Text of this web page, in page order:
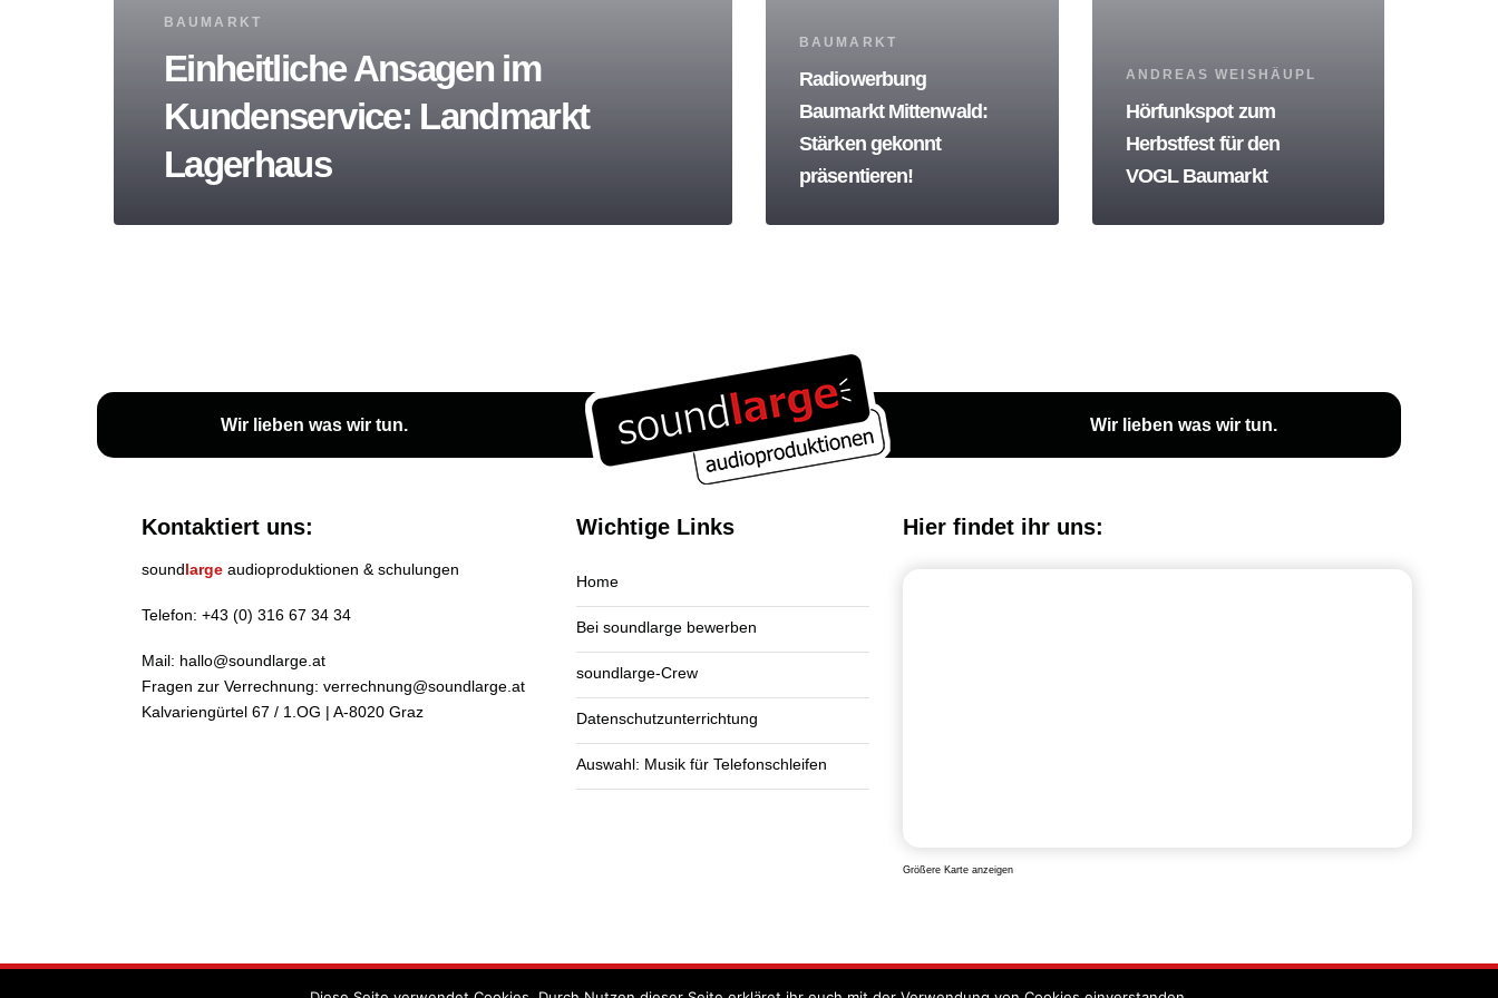
Tags
BAUMARKT
Einheitliche Ansagen im
Kundenservice: Landmarkt
Lagerhaus
Tags
BAUMARKT
Radiowerbung
Baumarkt Mittenwald:
Stärken gekonnt
präsentieren!
Tags
ANDREAS WEISHÄUPL
Hörfunkspot zum
Herbstfest für den
VOGL Baumarkt
Wir lieben was wir tun. Wir lieben was wir tun.
Kontaktiert uns:
soundlarge audioproduktionen & schulungen
Telefon: +43 (0) 316 67 34 34
Mail: hallo@soundlarge.at
Fragen zur Verrechnung: verrechnung@soundlarge.at
Kalvariengürtel 67 / 1.OG | A-8020 Graz
Wichtige Links
Home
Bei soundlarge bewerben
soundlarge-Crew
Datenschutzunterrichtung
Auswahl: Musik für Telefonschleifen
Hier findet ihr uns:
Größere Karte anzeigen